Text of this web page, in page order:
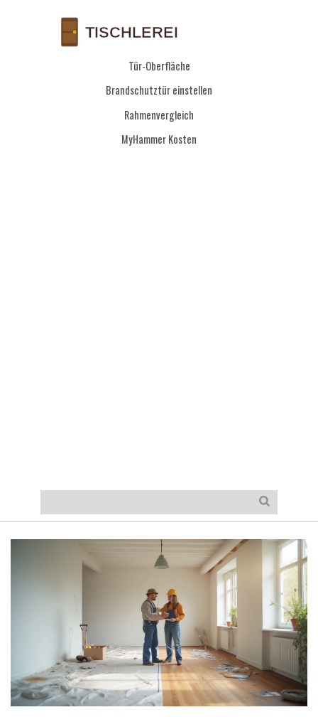
Tür-Oberfläche
Brandschutztür einstellen
Rahmenvergleich
MyHammer Kosten